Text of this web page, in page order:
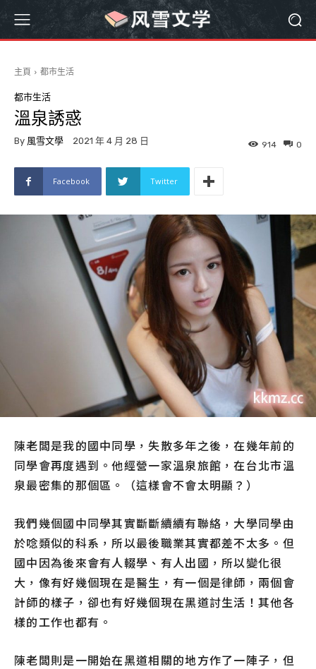
主頁 都市生活
都市生活
溫泉誘惑
By 風雪文學 2021 年 4 月 28 日 0
914
Facebook Twitter
陳老闆是我的國中同學，失散多年之後，在幾年前的
同學會再度遇到。他經營一家溫泉旅館，在台北市溫
泉最密集的那個區。（這樣會不會太明顯？）
我們幾個國中同學其實斷斷續續有聯絡，大學同學由
於唸類似的科系，所以最後職業其實都差不太多。但
國中因為後來會有人輟學、有人出國，所以變化很
大，像有好幾個現在是醫生，有一個是律師，兩個會
計師的樣子，卻也有好幾個現在黑道討生活！其他各
樣的工作也都有。
陳老闆則是一開始在黑道相關的地方作了一陣子，但